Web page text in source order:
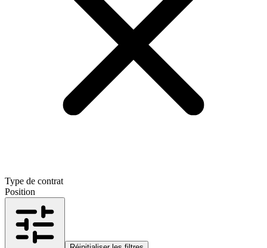
Type de contrat
Position